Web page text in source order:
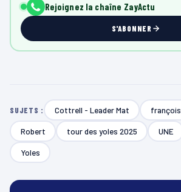
Rejoignez la chaîne ZayActu
S'ABONNER
SUJETS : Cottrell - Leader Mat françois
Robert tour des yoles 2025 UNE
Yoles